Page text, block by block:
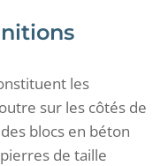
les
sur les côtés de
blocs en béton
de taille